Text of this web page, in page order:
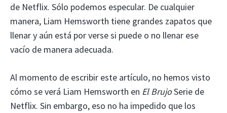
de Netflix. Sólo podemos especular. De cualquier
manera, Liam Hemsworth tiene grandes zapatos que
llenar y aún está por verse si puede o no llenar ese
vacío de manera adecuada.
Al momento de escribir este artículo, no hemos visto
cómo se verá Liam Hemsworth en El BrujoSerie de
Netflix. Sin embargo, eso no ha impedido que los